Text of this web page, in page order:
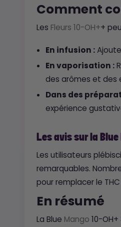
Comment
Les Fleurs 10-OH++
En infusion :
En vaporisation :
des arômes et des
Dans des
expérience
Les avis sur la Blue
Les utilisateurs
remarquables.
pour remplacer le
En résumé
La Blue Mango 10-